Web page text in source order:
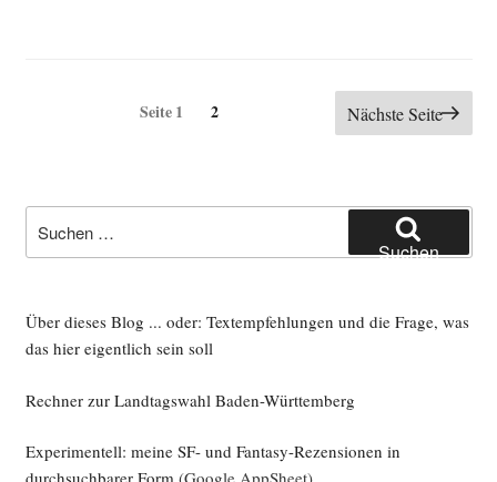
Seitennummerierung
Seite1 Seite
2 Nächste Seite
nach:
Suchen
Über dieses Blog ... oder: Textempfehlungen und die Frage, was
das hier eigentlich sein soll
Rechner zur Landtagswahl Baden-Württemberg
Experimentell: meine SF- und Fantasy-Rezensionen in